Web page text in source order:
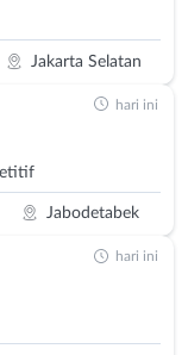
Jakarta Selatan
Jabodetabek
hari ini
hari ini